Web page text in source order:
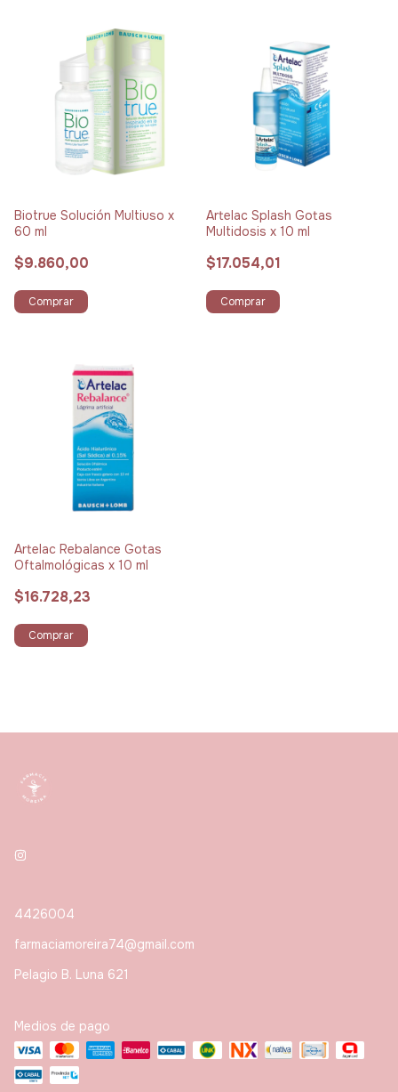
Biotrue Solución Multiuso x
60 ml
$9.860,00
Comprar
Artelac Splash Gotas
Multidosis x 10 ml
$17.054,01
Comprar
Artelac Rebalance Gotas
Oftalmológicas x 10 ml
$16.728,23
Comprar
4426004
farmaciamoreira74@gmail.com
Pelagio B. Luna 621
Medios de pago